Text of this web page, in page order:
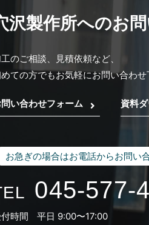
沢製作所へのお
のご相談、見積依頼など、
ての方でもお気軽にお問い合わせ
い合わせフォーム 資料
お急ぎの場合はお電話からお問い
045-577-
時間 平日 9:00〜17:00